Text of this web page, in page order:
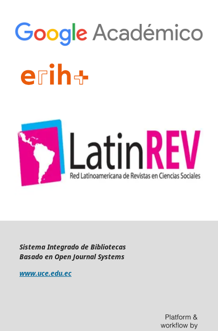
Sistema Integrado de Bibliotecas
Basado en Open Journal Systems
www.uce.edu.ec